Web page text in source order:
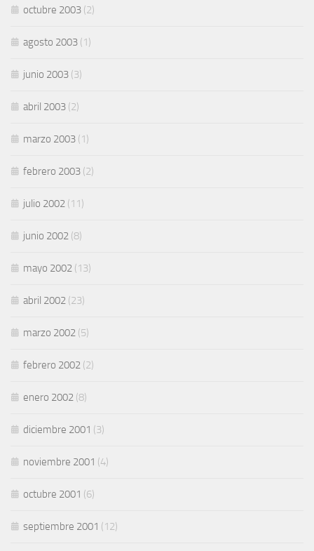
octubre 2003 (2)
agosto 2003 (1)
junio 2003 (3)
abril 2003 (2)
marzo 2003 (1)
febrero 2003 (2)
julio 2002 (11)
junio 2002 (8)
mayo 2002 (13)
abril 2002 (23)
marzo 2002 (5)
febrero 2002 (2)
enero 2002 (8)
diciembre 2001 (3)
noviembre 2001 (4)
octubre 2001 (6)
septiembre 2001 (12)